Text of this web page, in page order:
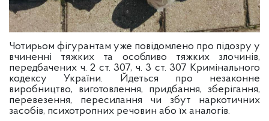
Чотирьом фігурантам уже повідомлено про підозру у
вчиненні тяжких та особливо тяжких злочинів,
передбачених ч. 2 ст. 307, ч. 3 ст. 307 Кримінального
кодексу України. Йдеться про незаконне
виробництво, виготовлення, придбання, зберігання,
перевезення, пересилання чи збут наркотичних
засобів, психотропних речовин або їх аналогів.